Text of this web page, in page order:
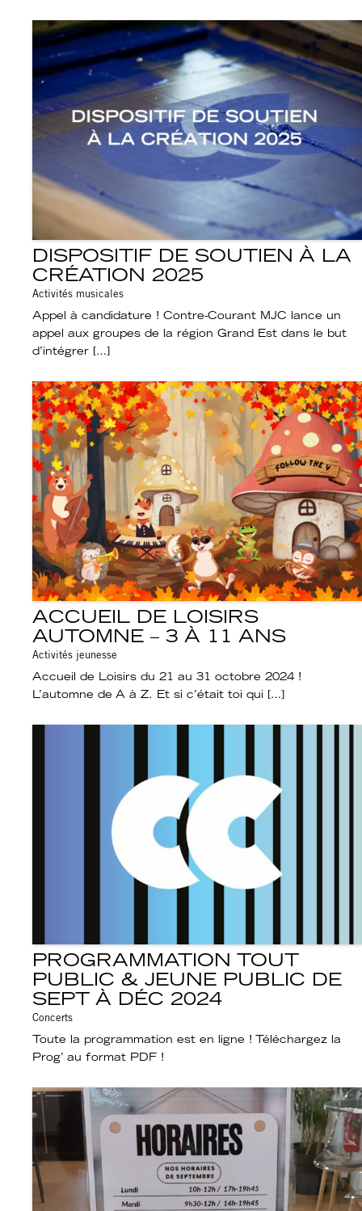
DISPOSITIF DE SOUTIEN À LA
CRÉATION 2025
Activités musicales
Appel à candidature ! Contre-Courant MJC lance un
appel aux groupes de la région Grand Est dans le but
d’intégrer […]
ACCUEIL DE LOISIRS
AUTOMNE – 3 À 11 ANS
Activités jeunesse
Accueil de Loisirs du 21 au 31 octobre 2024 !
L’automne de A à Z. Et si c’était toi qui […]
PROGRAMMATION TOUT
PUBLIC & JEUNE PUBLIC DE
SEPT À DÉC 2024
Concerts
Toute la programmation est en ligne ! Téléchargez la
Prog’ au format PDF !